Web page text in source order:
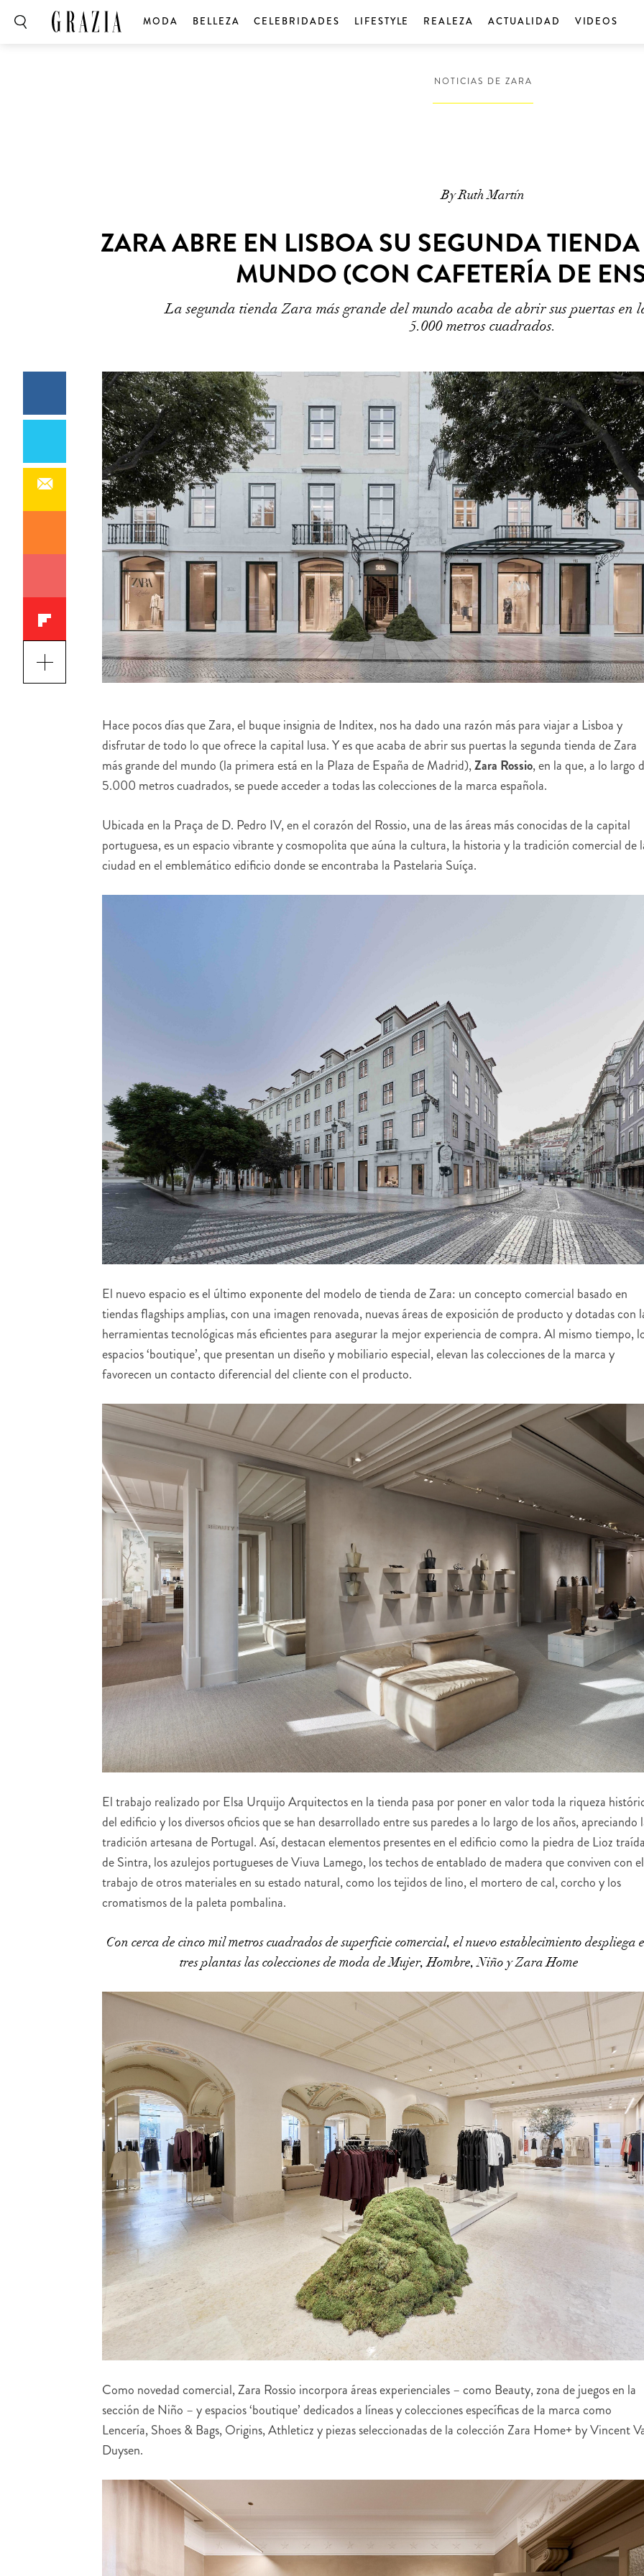
MODA BELLEZA CELEBRIDADES LIFESTYLE REALEZA ACTUALIDAD VIDEOS
NOTICIAS DE ZARA
By Ruth Martín
ZARA ABRE EN LISBOA SU SEGUNDA
MUNDO (CON CAFETERÍA DE
La segunda tienda Zara más grande del mundo acaba de abrir sus puertas en
5.000 metros cuadrados.
Hace pocos días que Zara, el buque insignia de Inditex, nos ha dado una razón más para viajar a Lisboa y
disfrutar de todo lo que ofrece la capital lusa. Y es que acaba de abrir sus puertas la segunda tienda de Zara
más grande del mundo (la primera está en la Plaza de España de Madrid),Zara Rossio, en la que, a lo largo
5.000 metros cuadrados, se puede acceder a todas las colecciones de la marca española.
Ubicada en la Praça de D. Pedro IV, en el corazón del Rossio, una de las áreas más conocidas de la capital
portuguesa, es un espacio vibrante y cosmopolita que aúna la cultura, la historia y la tradición comercial de
ciudad en el emblemático edificio donde se encontraba la Pastelaria Suíça.
El nuevo espacio es el último exponente del modelo de tienda de Zara: un concepto comercial basado en
tiendas flagships amplias, con una imagen renovada, nuevas áreas de exposición de producto y dotadas con
herramientas tecnológicas más eficientes para asegurar la mejor experiencia de compra. Al mismo tiempo,
espacios ‘boutique’, que presentan un diseño y mobiliario especial, elevan las colecciones de la marca y
favorecen un contacto diferencial del cliente con el producto.
El trabajo realizado por Elsa Urquijo Arquitectos en la tienda pasa por poner en valor toda la riqueza
del edificio y los diversos oficios que se han desarrollado entre sus paredes a lo largo de los años, apreciando
tradición artesana de Portugal. Así, destacan elementos presentes en el edificio como la piedra de Lioz
de Sintra, los azulejos portugueses de Viuva Lamego, los techos de entablado de madera que conviven con el
trabajo de otros materiales en su estado natural, como los tejidos de lino, el mortero de cal, corcho y los
cromatismos de la paleta pombalina.
Con cerca de cinco mil metros cuadrados de superficie comercial, el nuevo establecimiento despliega
tres plantas las colecciones de moda de Mujer, Hombre, Niño y Zara Home
Como novedad comercial, Zara Rossio incorpora áreas experienciales – como Beauty, zona de juegos en la
sección de Niño – y espacios ‘boutique’ dedicados a líneas y colecciones específicas de la marca como
Lencería, Shoes & Bags, Origins, Athleticz y piezas seleccionadas de la colección Zara Home+ by Vincent
Duysen.